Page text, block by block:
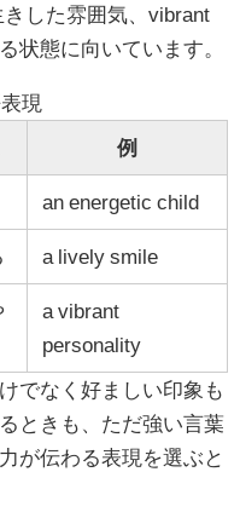
した雰囲気、vibrant
状態に向いています。
現
例
an energetic child
a lively smile
a vibrant
personality
でなく好ましい印象も
ときも、ただ強い言葉
が伝わる表現を選ぶと